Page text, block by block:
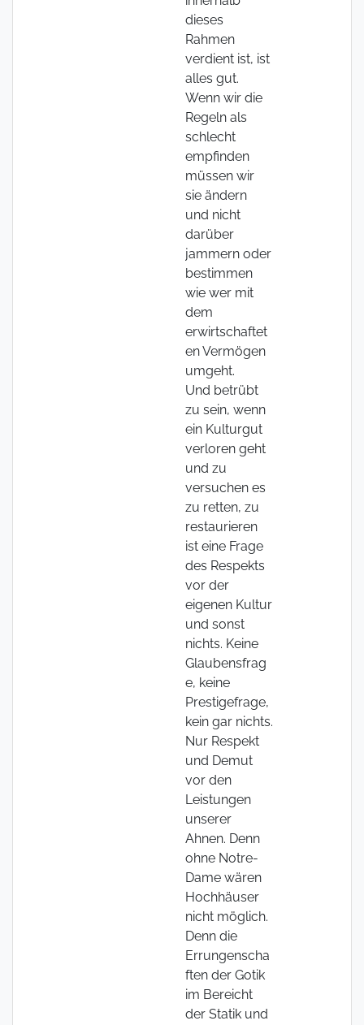
dieses
Rahmen
verdient ist, ist
alles gut.
Wenn wir die
Regeln als
schlecht
empfinden
müssen wir
sie ändern
und nicht
darüber
jammern oder
bestimmen
wie wer mit
dem
erwirtschaftet
en Vermögen
umgeht.
Und betrübt
zu sein, wenn
ein Kulturgut
verloren geht
und zu
versuchen es
zu retten, zu
restaurieren
ist eine Frage
des Respekts
vor der
eigenen Kultur
und sonst
nichts. Keine
Glaubensfrag
e, keine
Prestigefrage,
kein gar nichts.
Nur Respekt
und Demut
vor den
Leistungen
unserer
Ahnen. Denn
ohne Notre-
Dame wären
Hochhäuser
nicht möglich.
Denn die
Errungenscha
ften der Gotik
im Bereicht
der Statik und